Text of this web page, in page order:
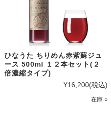
ひなうた ちりめん赤紫蘇ジュ
ース 500ml １２本セット(２
倍濃縮タイプ)
¥16,200(税込)
在庫 ○